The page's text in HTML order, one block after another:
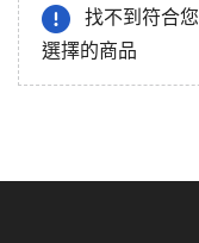
找不到符合您
選擇的商品